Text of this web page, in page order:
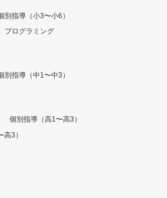
別指導（小3〜小6）
プログラミング
別指導（中1〜中3）
個別指導（高1〜高3）
3）